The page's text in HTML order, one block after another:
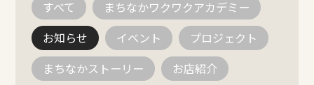
すべて
まちなかワクワクアカデミー
お知らせ
イベント
プロジェクト
まちなかストーリー
お店紹介